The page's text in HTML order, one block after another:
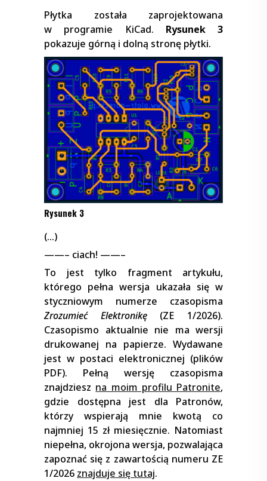
Płytka została zaprojektowana
w programie KiCad. Rysunek 3
pokazuje górną i dolną stronę płytki.
Rysunek 3
(…)
——– ciach! ——–
To jest tylko fragment artykułu,
którego pełna wersja ukazała się w
styczniowym numerze czasopisma
Zrozumieć Elektronikę(ZE 1/2026).
Czasopismo aktualnie nie ma wersji
drukowanej na papierze. Wydawane
jest w postaci elektronicznej (plików
PDF). Pełną wersję czasopisma
znajdziesz na moim profilu Patronite,
gdzie dostępna jest dla Patronów,
którzy wspierają mnie kwotą co
najmniej 15 zł miesięcznie. Natomiast
niepełna, okrojona wersja, pozwalająca
zapoznać się z zawartością numeru ZE
1/2026 znajduje się tutaj.